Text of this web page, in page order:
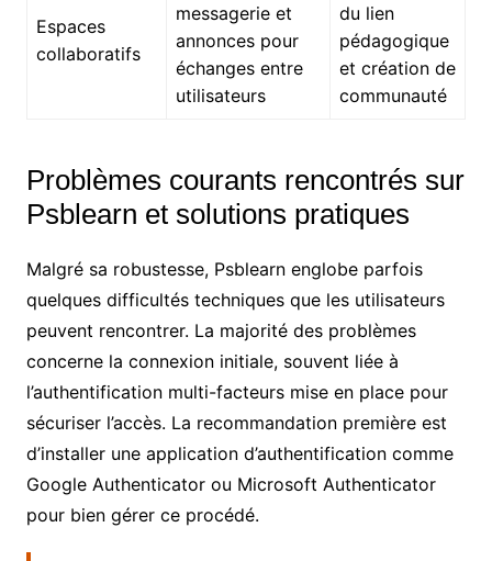
Espaces
collaboratifs
messagerie et
annonces pour
échanges entre
utilisateurs
du lien
pédagogique
et création de
communauté
Problèmes courants rencontrés sur
Psblearn et solutions pratiques
Malgré sa robustesse, Psblearn englobe parfois
quelques difficultés techniques que les utilisateurs
peuvent rencontrer. La majorité des problèmes
concerne la connexion initiale, souvent liée à
l’authentification multi-facteurs mise en place pour
sécuriser l’accès. La recommandation première est
d’installer une application d’authentification comme
Google Authenticator ou Microsoft Authenticator
pour bien gérer ce procédé.